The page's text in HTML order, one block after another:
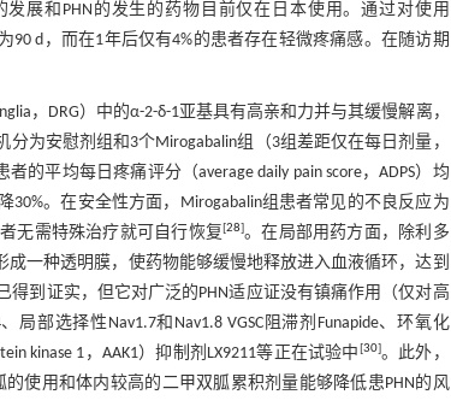
展和PHN的发生的药物目前仅在日本使用。通过对使用
90 d，而在1年后仅有4%的患者存在轻微疼痛感。在随访期
，DRG）中的α-2-δ-1亚基具有高亲和力并与其缓慢解离，
为安慰剂组和3个Mirogabalin组（3组差距仅在每日剂量，
的平均每日疼痛评分（average daily pain score，ADPS）均
30%。在安全性方面，Mirogabalin组患者常见的不良反应为
无需特殊治疗就可自行恢复 [28]。在局部用药方面，除利多
一种透明膜，使药物能够缓慢地释放进入血液循环，达到
到证实，但它对广泛的PHN适应证没有镇痛作用（仅对高
部选择性Nav1.7和Nav1.8 VGSC阻滞剂Funapide、环氧化
kinase 1，AAK1）抑制剂LX9211等正在试验中 [30]。此外，
使用和体内较高的二甲双胍累积剂量能够降低患PHN的风